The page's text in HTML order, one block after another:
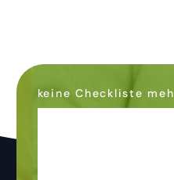
keine Checkliste